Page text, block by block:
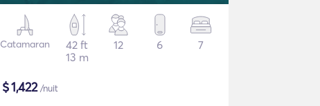
Catamaran
42 ft
13 m
12 6 7
$1,422/nuit